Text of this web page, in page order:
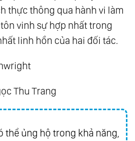
thực thông qua hành vi làm
vinh sự hợp nhất trong
linh hồn của hai đối tác.
Thu Trang
thể ủng hộ trong khả năng,